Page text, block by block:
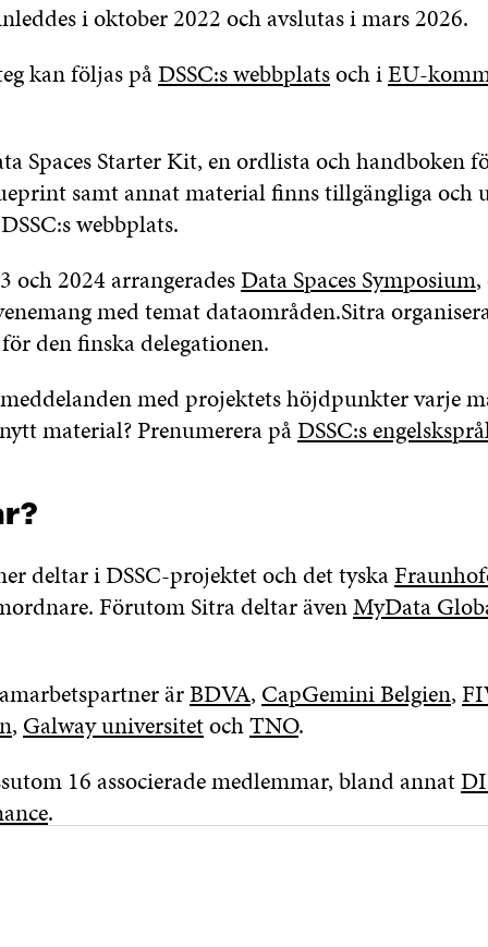
i oktober 2022 och avslutas i mars 2026.
kan följas påDSSC:s webbplatsoch iEU-
Spaces Starter Kit, en ordlista och handboken
samt annat material finns tillgängliga och
webbplats.
och 2024 arrangeradesData Spaces Symposium,
med temat dataområden.Sitra
den finska delegationen.
med projektets höjdpunkter varje
material? Prenumerera påDSSC:s
deltar i DSSC-projektet och det tyska
Förutom Sitra deltar ävenMyData
ärBDVA, CapGemini Belgien,
, Galway universitetochTNO.
16 associerade medlemmar, bland annat
.